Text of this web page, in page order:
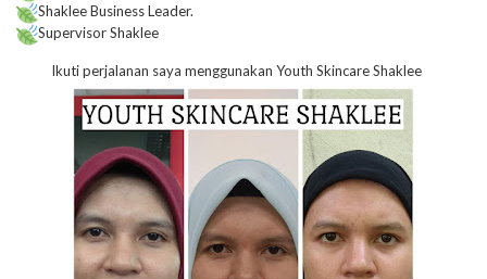
Shaklee Business Leader.
Supervisor Shaklee
Ikuti perjalanan saya menggunakan Youth Skincare Shaklee